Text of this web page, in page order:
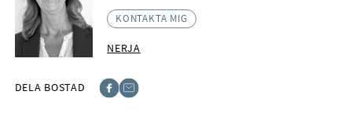
KONTAKTA MIG
NERJA
DELA BOSTAD